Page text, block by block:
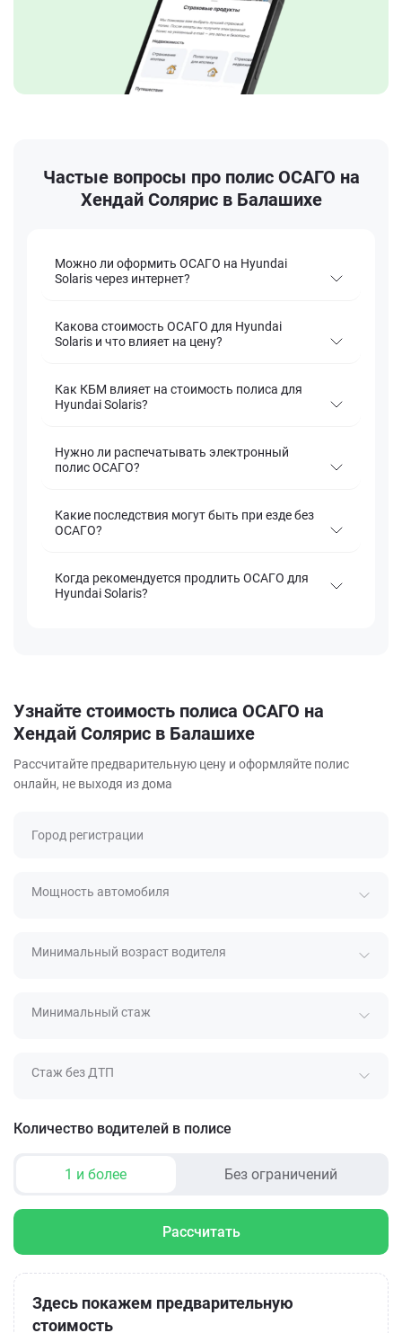
Частые вопросы про полис ОСАГО на
Хендай Солярис в Балашихе
Можно ли оформить ОСАГО на Hyundai
Solaris через интернет?
Какова стоимость ОСАГО для Hyundai
Solaris и что влияет на цену?
Как КБМ влияет на стоимость полиса для
Hyundai Solaris?
Нужно ли распечатывать электронный
полис ОСАГО?
Какие последствия могут быть при езде без
ОСАГО?
Когда рекомендуется продлить ОСАГО для
Hyundai Solaris?
Узнайте стоимость полиса ОСАГО на
Хендай Солярис в Балашихе
Рассчитайте предварительную цену и оформляйте полис
онлайн, не выходя из дома
Город регистрации
Мощность автомобиля
Минимальный возраст водителя
Минимальный стаж
Стаж без ДТП
Количество водителей в полисе
1 и более Без ограничений
Рассчитать
Здесь покажем предварительную
стоимость